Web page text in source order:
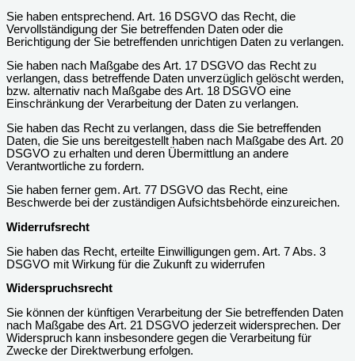
Sie haben entsprechend. Art. 16 DSGVO das Recht, die
Vervollständigung der Sie betreffenden Daten oder die
Berichtigung der Sie betreffenden unrichtigen Daten zu verlangen.
Sie haben nach Maßgabe des Art. 17 DSGVO das Recht zu
verlangen, dass betreffende Daten unverzüglich gelöscht werden,
bzw. alternativ nach Maßgabe des Art. 18 DSGVO eine
Einschränkung der Verarbeitung der Daten zu verlangen.
Sie haben das Recht zu verlangen, dass die Sie betreffenden
Daten, die Sie uns bereitgestellt haben nach Maßgabe des Art. 20
DSGVO zu erhalten und deren Übermittlung an andere
Verantwortliche zu fordern.
Sie haben ferner gem. Art. 77 DSGVO das Recht, eine
Beschwerde bei der zuständigen Aufsichtsbehörde einzureichen.
Widerrufsrecht
Sie haben das Recht, erteilte Einwilligungen gem. Art. 7 Abs. 3
DSGVO mit Wirkung für die Zukunft zu widerrufen
Widerspruchsrecht
Sie können der künftigen Verarbeitung der Sie betreffenden Daten
nach Maßgabe des Art. 21 DSGVO jederzeit widersprechen. Der
Widerspruch kann insbesondere gegen die Verarbeitung für
Zwecke der Direktwerbung erfolgen.